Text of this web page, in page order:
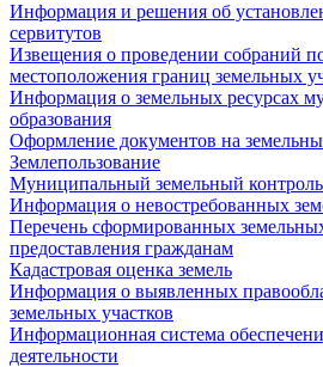
Информация и решения об
сервитутов
Извещения о проведении собраний
местоположения границ земельных
Информация о земельных ресурсах
образования
Оформление документов на
Землепользование
Муниципальный земельный контроль
Информация о невостребованных
Перечень сформированных
предоставления гражданам
Кадастровая оценка земель
Информация о выявленных
земельных участков
Информационная система
деятельности